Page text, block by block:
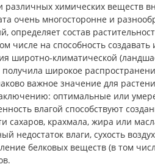
различных химических веществ
очень многосторонне и
состав
числе на способность создавать
широтно-климатической
широкое
важное значение для
оптимальные или
влагой способствуют
сахаров, крахмала, жира или
недостаток влаги, сухость
белковых веществ (в том